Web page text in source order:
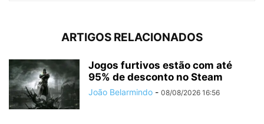
ARTIGOS RELACIONADOS
Jogos furtivos estão com até
95% de desconto no Steam
João Belarmindo - 08/08/2026 16:56